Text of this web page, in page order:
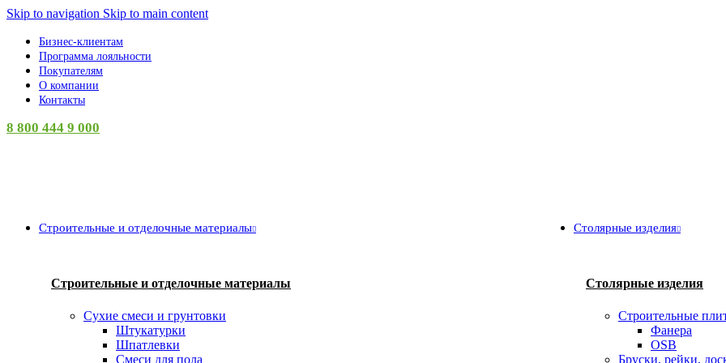
Skip to navigation Skip to main content
Бизнес-клиентам
Программа лояльности
Покупателям
О компании
Контакты
8 800 444 9 000
Строительные и отделочные материалы
Строительные и отделочные материалы
Сухие смеси и грунтовки
Штукатурки
Шпатлевки
Смеси для пола
Столярные изделия
Столярные изделия
Строительные
Фанера
OSB
Бруски, рейки,